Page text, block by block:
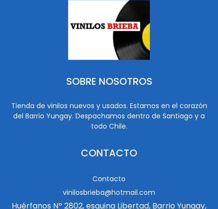
SOBRE NOSOTROS
Tienda de vinilos nuevos y usados. Estamos en el corazón
del Barrio Yungay. Despachamos dentro de Santiago y a
todo Chile.
CONTACTO
Contacto
vinilosbrieba@hotmail.com
Huérfanos Nº 2802, esquina Libertad, Barrio Yungay,